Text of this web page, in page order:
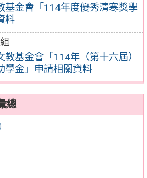
基金會「114年度優秀清寒獎學
料
基金會「114年（第十六屆）
學金」申請相關資料
總